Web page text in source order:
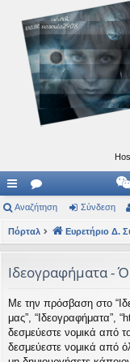
Ιδεογραφήματα
Αυτός ο τόπος φιλοδοξεί να
ρή
γο
ς
συ
νδ
έσ
.
Συ
τή
σε
ις
Αναζήτηση Σύνδεση
Πόρταλ Ευρετήριο Δ.
Ιδεογραφήματα -
Με την πρόσβαση στο
μας”, “Ιδεογραφήματα”,
δεσμεύεστε νομικά από
δεσμεύεστε νομικά από